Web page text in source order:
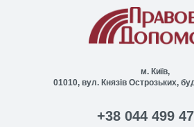
м. Київ,
01010, вул. Князів Острозьких,
+38 044 499